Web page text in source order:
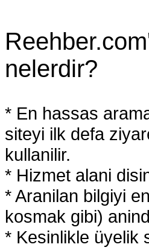
nelerdir?
* En hassas
siteyi ilk defa
kullanilir.
* Hizmet alani
* Aranilan bilgiyi
kosmak gibi)
* Kesinlikle üyelik